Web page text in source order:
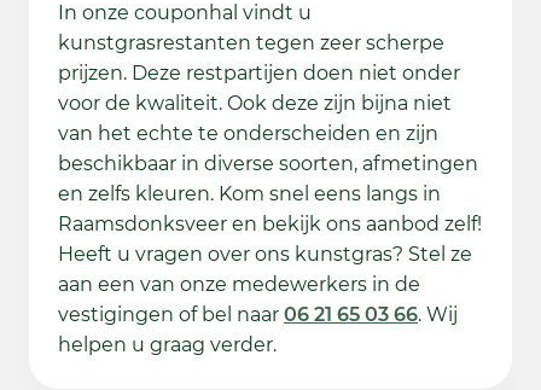
In onze couponhal vindt u
kunstgrasrestanten tegen zeer scherpe
prijzen. Deze restpartijen doen niet onder
voor de kwaliteit. Ook deze zijn bijna niet
van het echte te onderscheiden en zijn
beschikbaar in diverse soorten, afmetingen
en zelfs kleuren. Kom snel eens langs in
Raamsdonksveer en bekijk ons aanbod zelf!
Heeft u vragen over ons kunstgras? Stel ze
aan een van onze medewerkers in de
vestigingen of bel naar 06 21 65 03 66. Wij
helpen u graag verder.